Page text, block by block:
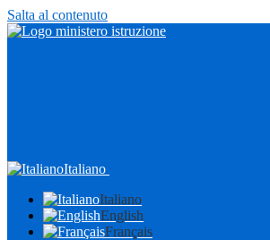
Salta al contenuto
Italiano
Italiano
English
Français